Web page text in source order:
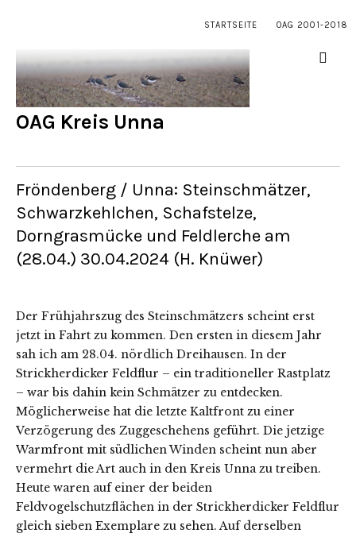
STARTSEITE OAG 2001-2018
OAG Kreis Unna
Fröndenberg / Unna: Steinschmätzer,
Schwarzkehlchen, Schafstelze,
Dorngrasmücke und Feldlerche am
(28.04.) 30.04.2024 (H. Knüwer)
Der Frühjahrszug des Steinschmätzers scheint erst
jetzt in Fahrt zu kommen. Den ersten in diesem Jahr
sah ich am 28.04. nördlich Dreihausen. In der
Strickherdicker Feldflur – ein traditioneller Rastplatz
– war bis dahin kein Schmätzer zu entdecken.
Möglicherweise hat die letzte Kaltfront zu einer
Verzögerung des Zuggeschehens geführt. Die jetzige
Warmfront mit südlichen Winden scheint nun aber
vermehrt die Art auch in den Kreis Unna zu treiben.
Heute waren auf einer der beiden
Feldvogelschutzflächen in der Strickherdicker Feldflur
gleich sieben Exemplare zu sehen. Auf derselben